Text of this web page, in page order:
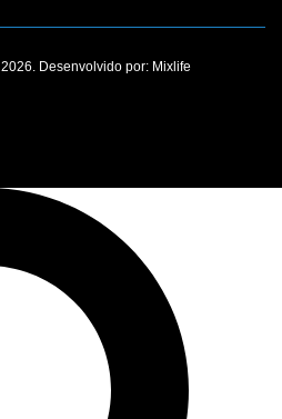
2026. Desenvolvido por: Mixlife